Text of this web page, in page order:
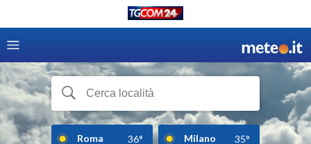
Roma 36° Milano 35°